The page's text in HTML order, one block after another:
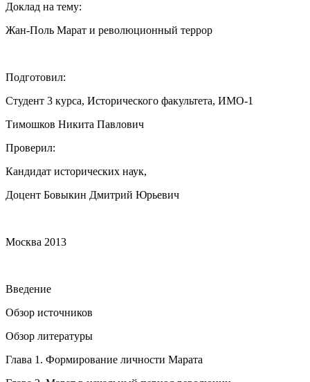
Доклад на тему:
Жан-Поль Марат и революционный террор
Подготовил:
Студент 3 курса, Исторического факультета, ИМО-1
Тимошков Никита Павлович
Проверил:
Кандидат исторических наук,
Доцент Бовыкин Дмитрий Юрьевич
Москва 2013
Введение
Обзор источников
Обзор литературы
Глава 1. Формирование личности Марата